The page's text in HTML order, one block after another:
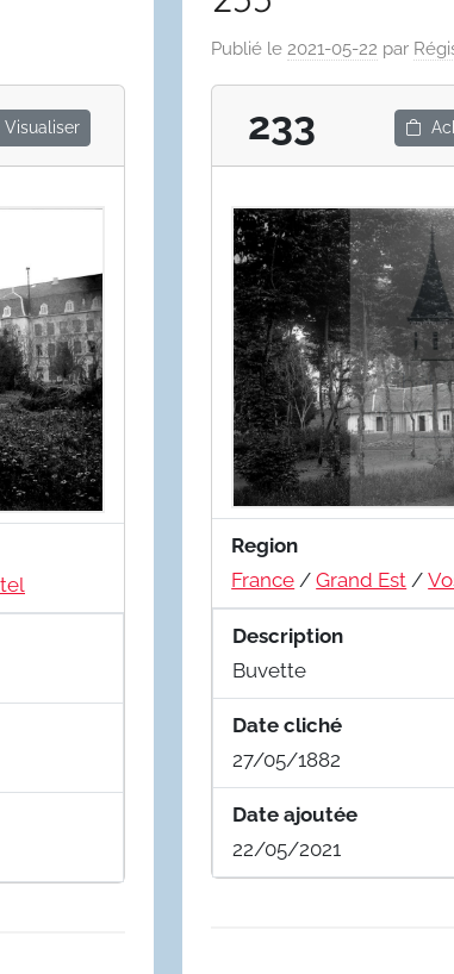
Visualiser
Publié le2021-05-22 par
233
Region
France /Grand Est /
Description
Buvette
Date cliché
27/05/1882
Date ajoutée
22/05/2021